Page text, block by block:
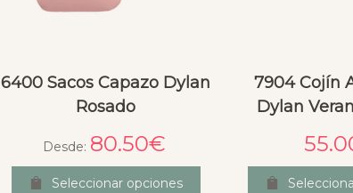
6400 Sacos Capazo Dylan
Rosado
Desde: 80.50€
Seleccionar opciones
7904 Cojín
Dylan